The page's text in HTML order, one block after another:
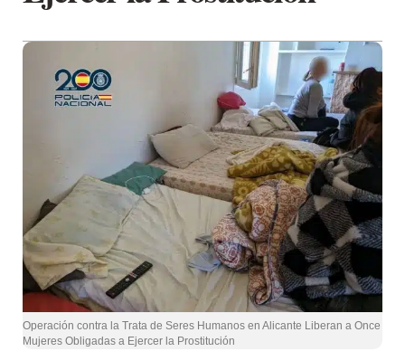
Operación contra la Trata de Seres Humanos en Alicante Liberan a Once
Mujeres Obligadas a Ejercer la Prostitución